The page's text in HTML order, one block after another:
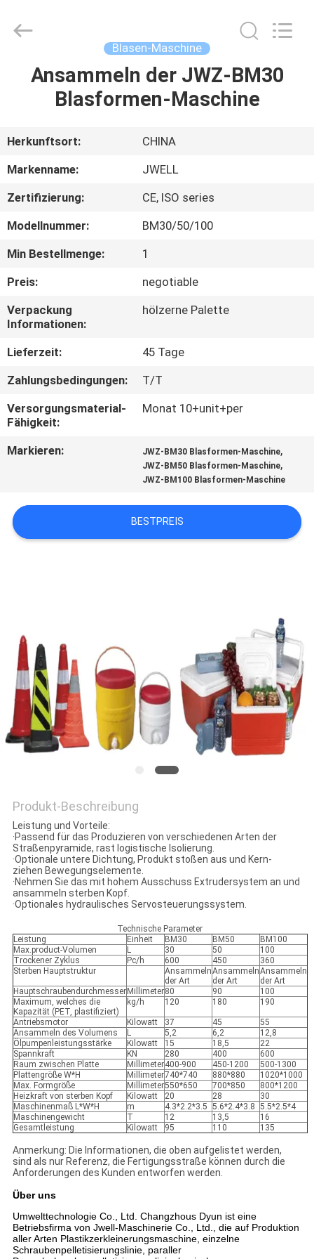
HAUS
ÜBER
UNS
FABRIK-
AUSFLUG
QUALITÄTSKONTROLLE
TRETEN
SIE
UNS
IN
NACHRICHTEN
PRIVACY
POLICY
TECHNOLOGY
CO.,LTD.
Blasen-Maschine
Ansammeln der JWZ-BM30
Blasformen-Maschine
Herkunftsort:
CHINA
Markenname:
JWELL
Zertifizierung:
CE, ISO series
Modellnummer:
BM30/50/100
Min Bestellmenge:
1
Preis:
negotiable
Verpackung
Informationen:
hölzerne Palette
Lieferzeit:
45 Tage
Zahlungsbedingungen:
T/T
Versorgungsmaterial-
Fähigkeit:
Monat 10+unit+per
Markieren: JWZ-BM30 Blasformen-Maschine,
JWZ-BM50 Blasformen-Maschine,
JWZ-BM100 Blasformen-Maschine
BESTPREIS
Produkt-Beschreibung
Leistung und Vorteile:
·Passend für das Produzieren von verschiedenen Arten der
Straßenpyramide, rast logistische Isolierung.
·Optionale untere Dichtung, Produkt stoßen aus und Kern-
ziehen Bewegungselemente.
·Nehmen Sie das mit hohem Ausschuss Extrudersystem an und
ansammeln sterben Kopf.
·Optionales hydraulisches Servosteuerungssystem.
Technische Parameter
Leistung
Einheit BM30 BM50
BM100
Max.product-Volumen
L 30 50
100
Trockener Zyklus
Pc/h 600 450
360
Sterben Hauptstruktur
Ansammeln
der Art
Ansammeln
der Art
Ansammeln
der Art
Hauptschraubendurchmesser Millimeter80 90
100
Maximum, welches die
Kapazität (PET, plastifiziert)
kg/h 120 180 190
Antriebsmotor Kilowatt 37 45
55
Ansammeln des Volumens
L 5,2 6,2
12,8
Ölpumpenleistungsstärke
Kilowatt 15 18,5
22
Spannkraft
KN 280 400
600
Raum zwischen Platte
Millimeter400-900 450-1200
500-1300
Plattengröße W*H
Millimeter740*740 880*880
1020*1000
Max. Formgröße
Millimeter550*650 700*850
800*1200
Heizkraft von sterben Kopf
Kilowatt 20 28
30
Maschinenmaß L*W*H
m 4.3*2.2*3.5 5.6*2.4*3.8 5.5*2.5*4
Maschinengewicht
T 12 13,5
16
Gesamtleistung
Kilowatt 95 110 135
Anmerkung: Die Informationen, die oben aufgelistet werden,
sind als nur Referenz, die Fertigungsstraße können durch die
Anforderungen des Kunden entworfen werden.
Über uns
Umwelttechnologie Co., Ltd. Changzhous Dyun ist eine
Betriebsfirma von Jwell-Maschinerie Co., Ltd., die auf Produktion
aller Arten Plastikzerkleinerungsmaschine, einzelne
Schraubenpelletisierungslinie, paraller